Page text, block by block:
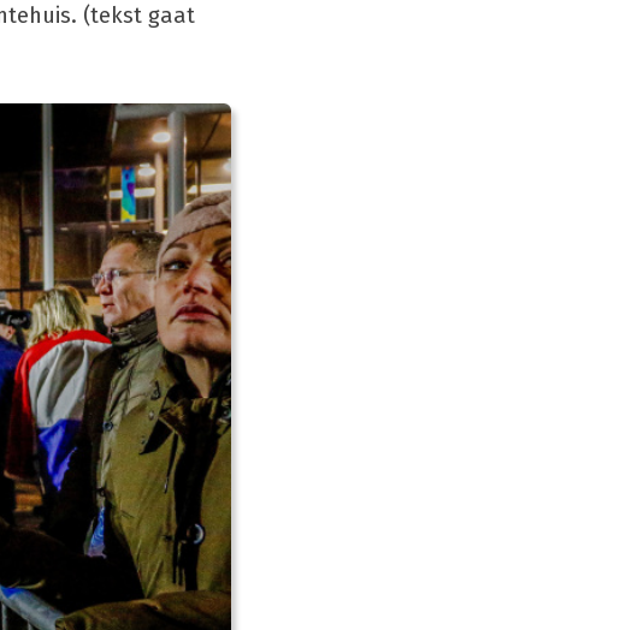
(tekst gaat